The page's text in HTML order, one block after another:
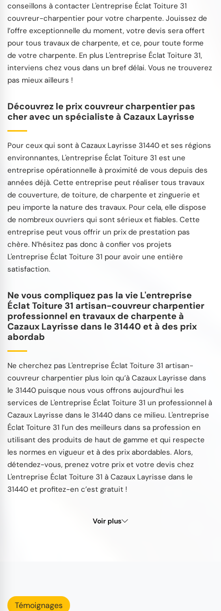
conseillons à contacter L'entreprise Éclat Toiture 31
couvreur-charpentier pour votre charpente. Jouissez de
l’offre exceptionnelle du moment, votre devis sera offert
pour tous travaux de charpente, et ce, pour toute forme
de votre charpente. En plus L'entreprise Éclat Toiture 31,
interviens chez vous dans un bref délai. Vous ne trouverez
pas mieux ailleurs !
Découvrez le prix couvreur charpentier pas
cher avec un spécialiste à Cazaux Layrisse
Pour ceux qui sont à Cazaux Layrisse 31440 et ses régions
environnantes, L'entreprise Éclat Toiture 31 est une
entreprise opérationnelle à proximité de vous depuis des
années déjà. Cette entreprise peut réaliser tous travaux
de couverture, de toiture, de charpente et zinguerie et
peu importe la nature des travaux. Pour cela, elle dispose
de nombreux ouvriers qui sont sérieux et fiables. Cette
entreprise peut vous offrir un prix de prestation pas
chère. N’hésitez pas donc à confier vos projets
L'entreprise Éclat Toiture 31 pour avoir une entière
satisfaction.
Ne vous compliquez pas la vie L'entreprise
Éclat Toiture 31 artisan-couvreur charpentier
professionnel en travaux de charpente à
Cazaux Layrisse dans le 31440 et à des prix
abordab
Ne cherchez pas L'entreprise Éclat Toiture 31 artisan-
couvreur charpentier plus loin qu’à Cazaux Layrisse dans
le 31440 puisque nous vous offrons aujourd’hui les
services de L'entreprise Éclat Toiture 31 un professionnel à
Cazaux Layrisse dans le 31440 dans ce milieu. L'entreprise
Éclat Toiture 31 l’un des meilleurs dans sa profession en
utilisant des produits de haut de gamme et qui respecte
les normes en vigueur et à des prix abordables. Alors,
détendez-vous, prenez votre prix et votre devis chez
L'entreprise Éclat Toiture 31 à Cazaux Layrisse dans le
31440 et profitez-en c’est gratuit !
Voir plus
Témoignages